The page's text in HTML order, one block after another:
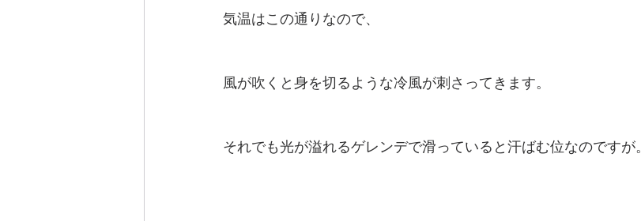
気温はこの通りなので、
風が吹くと身を切るような冷風が刺さってきます。
それでも光が溢れるゲレンデで滑っていると汗ばむ位なのですが。